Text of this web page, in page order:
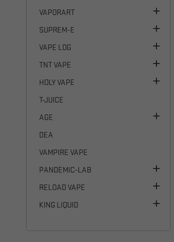
VAPORART 
SUPREM-E 
VAPE LOG 
TNT VAPE 
HOLY VAPE 
T-JUICE
AGE

DEA
VAMPIRE VAPE
PANDEMIC-LAB

RELOAD VAPE 
KING LIQUID 